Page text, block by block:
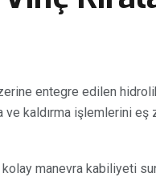
entegre edilen
ve kaldırma işlemlerini
manevra kabiliyeti